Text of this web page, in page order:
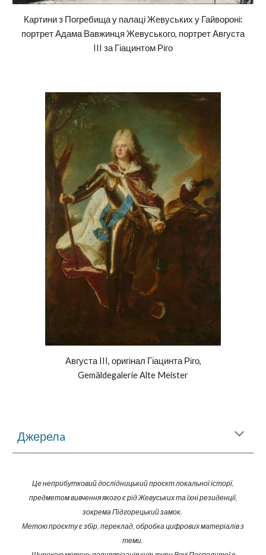
Картини з Погребища у палаці Жевуських у Гайвороні:
портрет Адама Вавжинця Жевуського, портрет Августа
III за Гіацинтом Ріго
Августа III, оригінал Гіацинта Ріго,
Gemäldegalerie Alte Meister
Джерелa
Це неприбутковий дослідницький проєкт локальної історї,
предметом вивчення якого є рід Жевуських та їхні резиденції,
зокрема Підгорецький замок.
Метою проєкту є збір, переклад, обробка цифрових матеріалівз
теми.